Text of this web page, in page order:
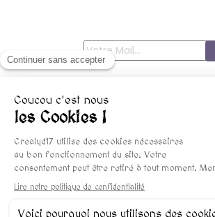
© copyright 2015-2025 Crealyd17 - Les
Mentions Légales Conditions